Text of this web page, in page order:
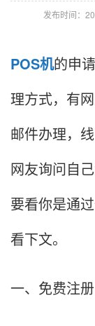
发布时间：
POS机的申
理方式，有
邮件办理，
网友询问自
要看你是通
看下文。
一、免费注